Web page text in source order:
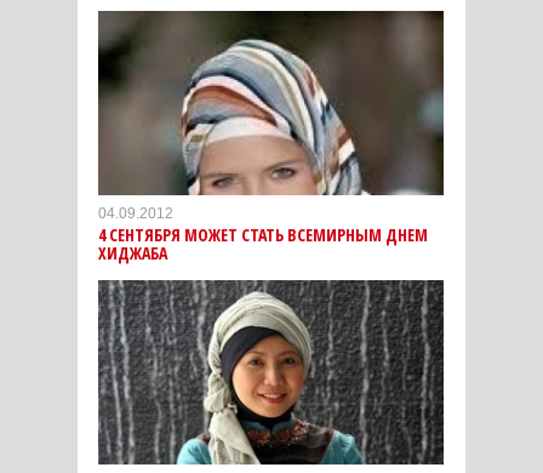
04.09.2012
4 СЕНТЯБРЯ МОЖЕТ СТАТЬ ВСЕМИРНЫМ ДНЕМ
ХИДЖАБА